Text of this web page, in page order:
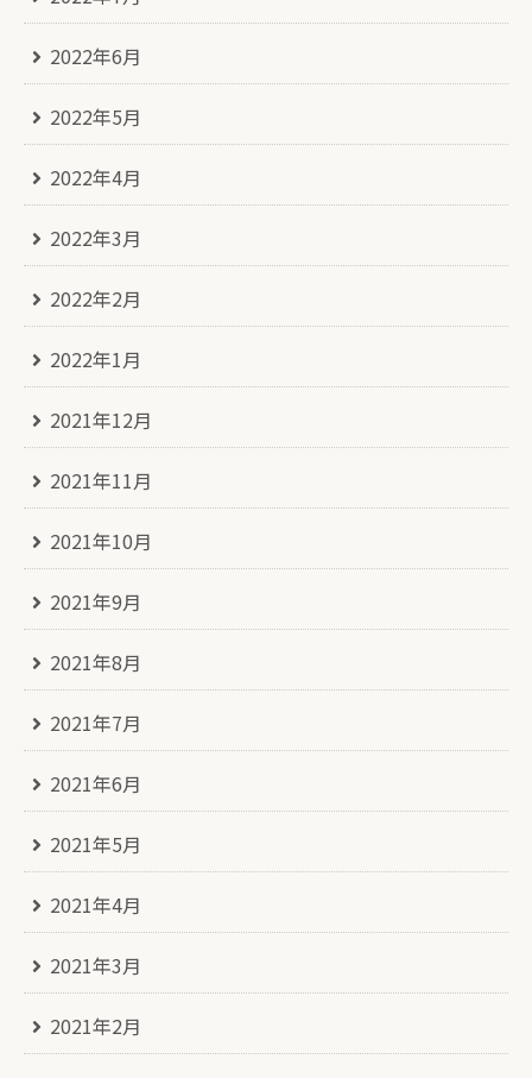
2022年6月
2022年5月
2022年4月
2022年3月
2022年2月
2022年1月
2021年12月
2021年11月
2021年10月
2021年9月
2021年8月
2021年7月
2021年6月
2021年5月
2021年4月
2021年3月
2021年2月